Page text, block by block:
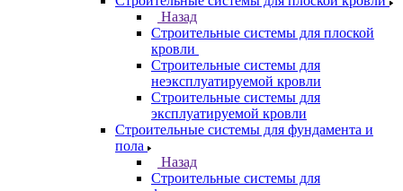
Назад
Строительные системы для плоской
кровли
Строительные системы для
неэксплуатируемой кровли
Строительные системы для
эксплуатируемой кровли
Строительные системы для фундамента и
пола
Назад
Строительные системы для